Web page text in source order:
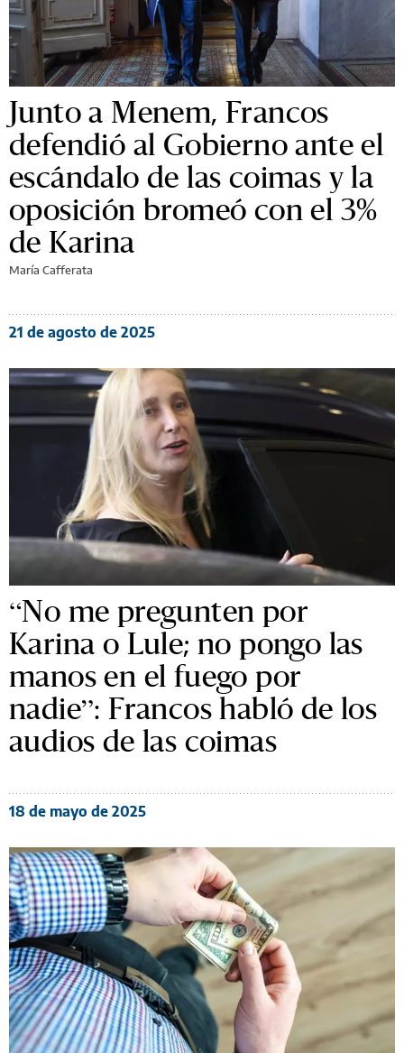
Junto a Menem, Francos
defendió al Gobierno ante el
escándalo de las coimas y la
oposición bromeó con el 3%
de Karina
María Cafferata
21 de agosto de 2025
“No me pregunten por
Karina o Lule; no pongo las
manos en el fuego por
nadie”: Francos habló de los
audios de las coimas
18 de mayo de 2025